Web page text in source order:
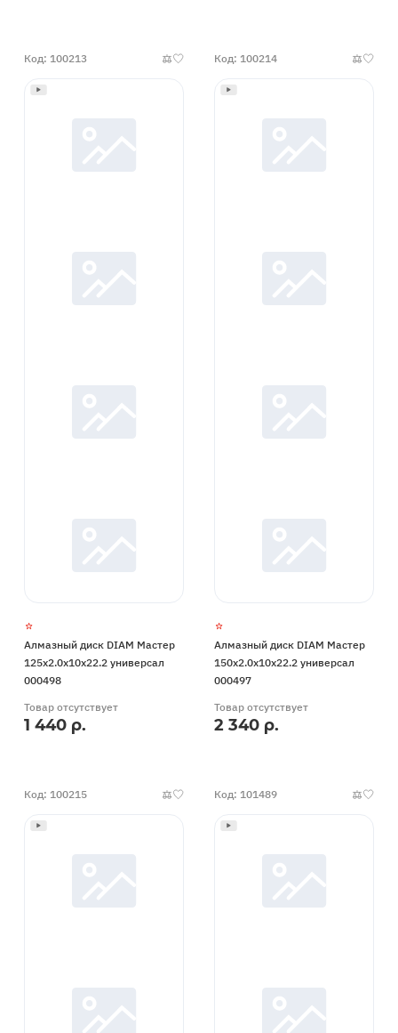
Код: 100213
Алмазный диск DIAM Мастер
125x2.0x10x22.2 универсал
000498
Товар отсутствует
1 440 р.
Код: 100214
Алмазный диск DIAM Мастер
150x2.0x10x22.2 универсал
000497
Товар отсутствует
2 340 р.
Код: 100215 Код: 101489